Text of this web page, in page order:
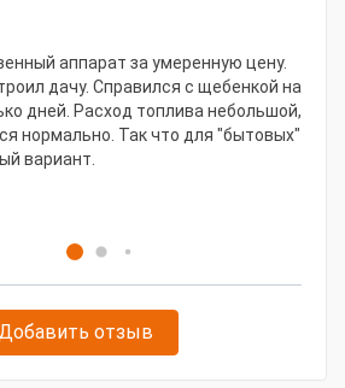
аппарат за умеренную цену.
дачу. Справился с щебенкой на
дней. Расход топлива небольшой,
нормально. Так что для "бытовых"
вариант.
отзыв